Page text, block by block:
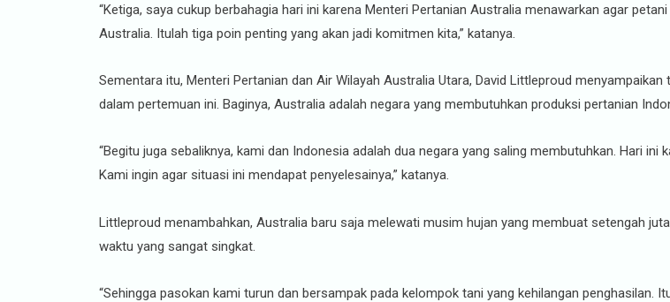
“Ketiga, saya cukup berbahagia hari ini karena Menteri Pertanian Australia menawarkan agar
Australia. Itulah tiga poin penting yang akan jadi komitmen kita,” katanya.
Sementara itu, Menteri Pertanian dan Air Wilayah Australia Utara, David Littleproud
dalam pertemuan ini. Baginya, Australia adalah negara yang membutuhkan produksi pertanian
“Begitu juga sebaliknya, kami dan Indonesia adalah dua negara yang saling membutuhkan. Hari
Kami ingin agar situasi ini mendapat penyelesainya,” katanya.
Littleproud menambahkan, Australia baru saja melewati musim hujan yang membuat setengah
waktu yang sangat singkat.
“Sehingga pasokan kami turun dan bersampak pada kelompok tani yang kehilangan penghasilan.